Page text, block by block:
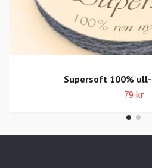
Supersoft 100%
79 kr